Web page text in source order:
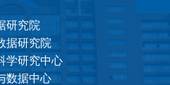
研究院
据研究院
学研究中心
数据中心